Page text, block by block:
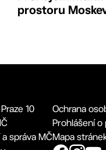
prostoru
10
správa MČ
Ochrana
Prohlášení
Mapa